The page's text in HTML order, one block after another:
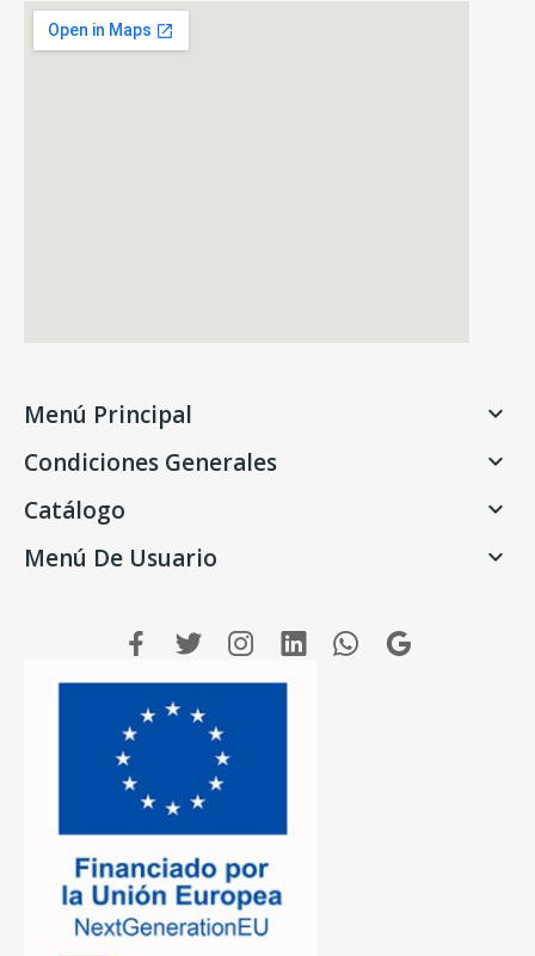
Menú Principal 
Condiciones Generales 
Catálogo 
Menú De Usuario 